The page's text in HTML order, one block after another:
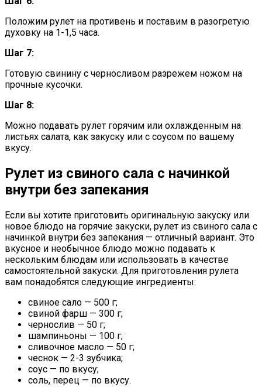
Положим рулет на противень и поставим в разогретую
духовку на 1-1,5 часа.
Шаг 7:
Готовую свинину с черносливом разрежем ножом на
прочные кусочки.
Шаг 8:
Можно подавать рулет горячим или охлажденным на
листьях салата, как закуску или с соусом по вашему
вкусу.
Рулет из свиного сала с начинкой
внутри без запекания
Если вы хотите приготовить оригинальную закуску или
новое блюдо на горячие закуски, рулет из свиного сала с
начинкой внутри без запекания — отличный вариант. Это
вкусное и необычное блюдо можно подавать к
нескольким блюдам или использовать в качестве
самостоятельной закуски. Для приготовления рулета
вам понадобятся следующие ингредиенты:
свиное сало — 500 г;
свиной фарш — 300 г;
чернослив — 50 г;
шампиньоны — 100 г;
сливочное масло — 50 г;
чеснок — 2-3 зубчика;
соус — по вкусу;
соль, перец — по вкусу.